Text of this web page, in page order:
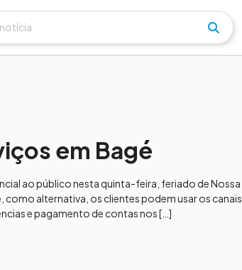
em Bagé
ao público nesta quinta-feira, feriado de Nossa
alternativa, os clientes podem usar os
e pagamento de contas nos […]